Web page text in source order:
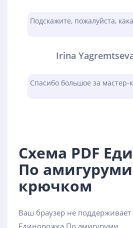
Подскажите, пожалуйста,
Irina
Спасибо большое за мастер-
Схема PDF
По амигуруми
крючком
Ваш браузер не
Единорожка По амигуруми,